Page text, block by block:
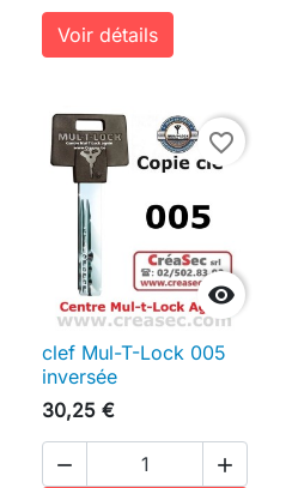
panierVoir détails

favorite_border
clef Mul-T-Lock 005
inversée
30,25 €
 